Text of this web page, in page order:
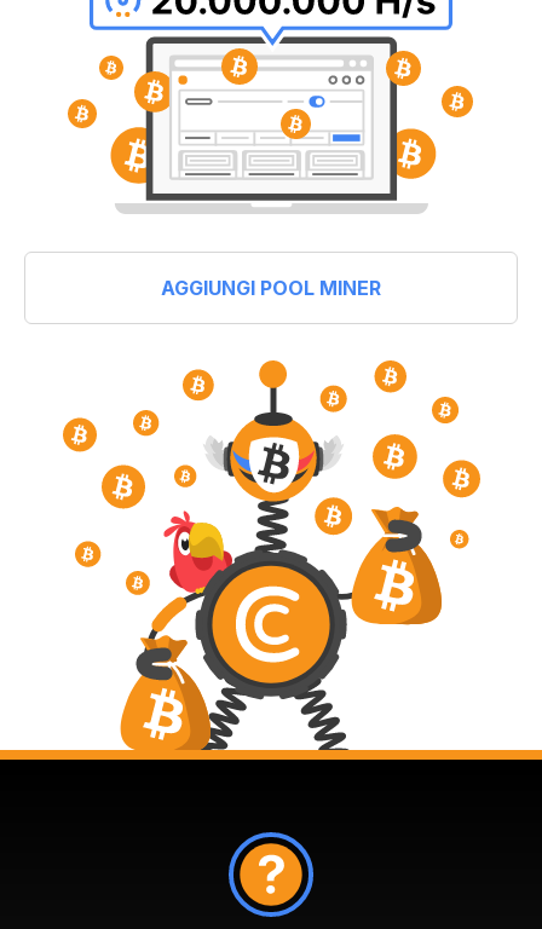
AGGIUNGI POOL MINER